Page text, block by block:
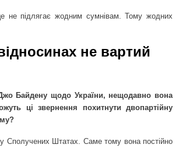
не підлягає жодним сумнівам. Тому жодних
не вартий
Байдену щодо України, нещодавно вона
ці звернення похитнути двопартійну
у Сполучених Штатах. Саме тому вона постійно